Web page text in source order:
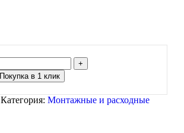
Покупка в 1 клик
Категория: Монтажные и расходные